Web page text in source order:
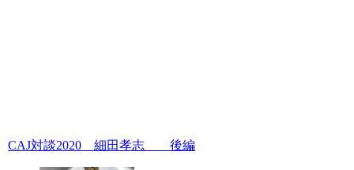
CAJ対談2020 細田孝志 後編